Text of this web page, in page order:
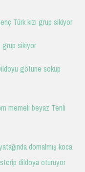
Türk kızı grup sikiyor
grup sikiyor
götüne sokup
memeli beyaz Tenli
domalmış koca
dildoya oturuyor